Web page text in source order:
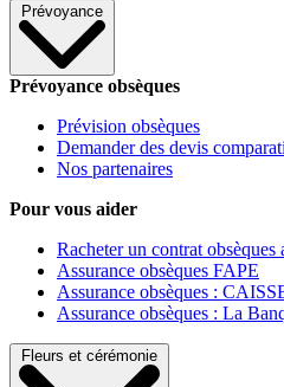
Prévoyance
Prévoyance obsèques
Prévision obsèques
Demander des devis
Nos partenaires
Pour vous aider
Racheter un contrat obsèques
Assurance obsèques FAPE
Assurance obsèques :
Assurance obsèques : La
Fleurs et cérémonie